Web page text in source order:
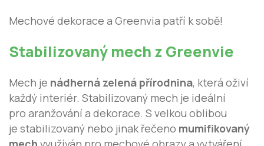
Mechové dekorace a Greenvia patří k sobě!
Stabilizovaný mech z Greenvie
Mech je nádherná zelená přírodnina, která oživí
každý interiér. Stabilizovaný mech je ideální
pro aranžování a dekorace. S velkou oblibou
je stabilizovaný nebo jinak řečeno mumifikovaný